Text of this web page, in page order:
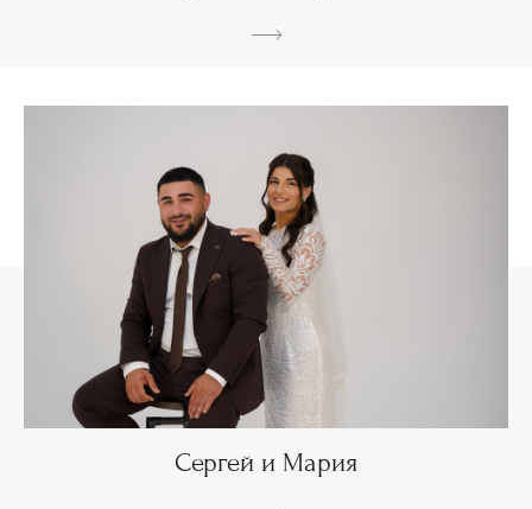
Сергей и Мария